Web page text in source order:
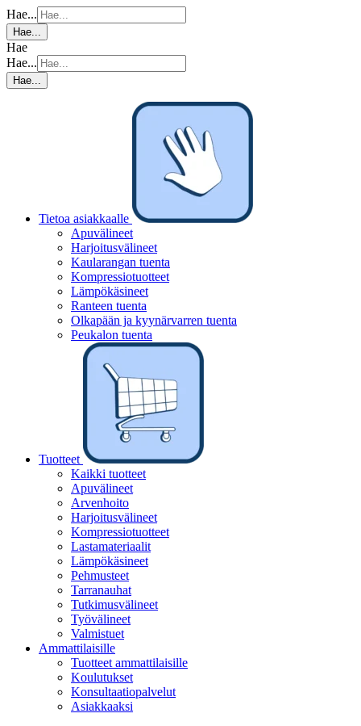
Hae...
Hae...
Hae
Hae...
Hae...
Tietoa asiakkaalle
Apuvälineet
Harjoitusvälineet
Kaularangan tuenta
Kompressiotuotteet
Lämpökäsineet
Ranteen tuenta
Olkapään ja kyynärvarren tuenta
Peukalon tuenta
Tuotteet
Kaikki tuotteet
Apuvälineet
Arvenhoito
Harjoitusvälineet
Kompressiotuotteet
Lastamateriaalit
Lämpökäsineet
Pehmusteet
Tarranauhat
Tutkimusvälineet
Työvälineet
Valmistuet
Ammattilaisille
Tuotteet ammattilaisille
Koulutukset
Konsultaatiopalvelut
Asiakkaaksi